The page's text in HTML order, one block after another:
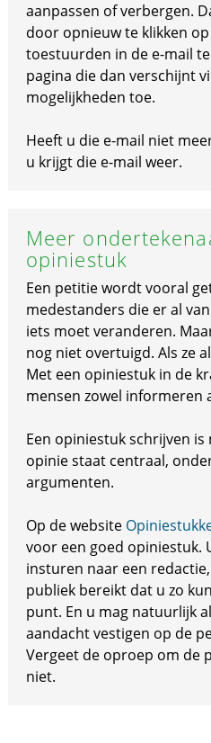
aanpassen of verbergen.
door opnieuw te klikken
toestuurden in de e-mail
pagina die dan verschijnt
mogelijkheden toe.
Heeft u die e-mail niet
u krijgt die e-mail weer.
Meer
opiniestuk
Een petitie wordt vooral
medestanders die er al
iets moet veranderen.
nog niet overtuigd. Als ze
Met een opiniestuk in de
mensen zowel informeren
Een opiniestuk schrijven is
opinie staat centraal,
argumenten.
Op de website
voor een goed opiniestuk.
insturen naar een
publiek bereikt dat u zo
punt. En u mag natuurlijk
aandacht vestigen op de
Vergeet de oproep om de
niet.